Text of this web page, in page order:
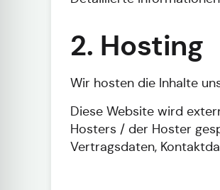
2. Hosting
Wir hosten die Inhalte
Diese Website wird
Hosters / der Hoster
Vertragsdaten,